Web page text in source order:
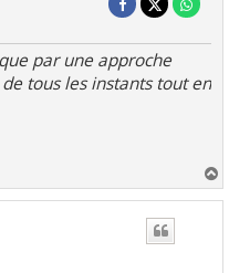
par une approche
tous les instants tout en
a
u